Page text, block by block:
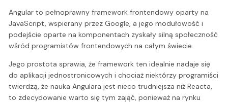
Angular to pełnoprawny framework frontendowy oparty na
JavaScript, wspierany przez Google, a jego modułowość i
podejście oparte na komponentach zyskały silną społeczność
wśród programistów frontendowych na całym świecie.
Jego prostota sprawia, że framework ten idealnie nadaje się
do aplikacji jednostronicowych i chociaż niektórzy programiści
twierdzą, że nauka Angulara jest nieco trudniejsza niż Reacta,
to zdecydowanie warto się tym zająć, ponieważ na rynku